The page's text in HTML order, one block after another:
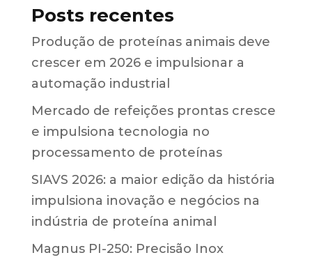
Posts recentes
Produção de proteínas animais deve
crescer em 2026 e impulsionar a
automação industrial
Mercado de refeições prontas cresce
e impulsiona tecnologia no
processamento de proteínas
SIAVS 2026: a maior edição da história
impulsiona inovação e negócios na
indústria de proteína animal
Magnus PI-250: Precisão Inox